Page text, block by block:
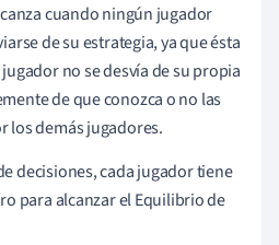
cuando ningún jugador
de su estrategia, ya que ésta
no se desvía de su propia
de que conozca o no las
los demás jugadores.
decisiones, cada jugador tiene
para alcanzar el Equilibrio de